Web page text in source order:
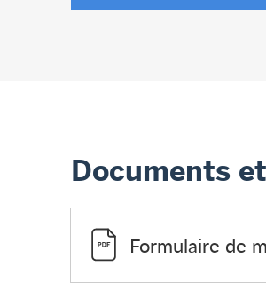
Documents
Formulaire de